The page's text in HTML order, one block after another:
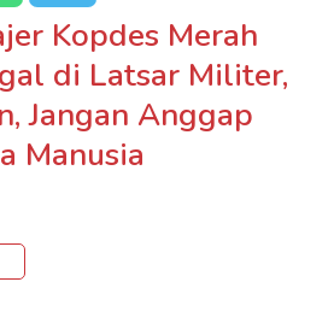
Kopdes Merah
di Latsar Militer,
Jangan Anggap
Manusia